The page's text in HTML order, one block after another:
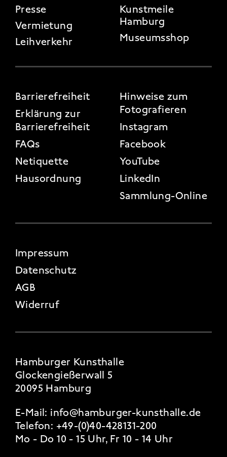
Presse
Vermietung
Leihverkehr
Kunstmeile
Hamburg
Museumsshop
FOOTER 3
Barrierefreiheit
Erklärung zur
Barrierefreiheit
FAQs
Netiquette
Hausordnung
Hinweise zum
Fotografieren
Instagram
Facebook
YouTube
LinkedIn
Sammlung-Online
FOOTER 4
Impressum
Datenschutz
AGB
Widerruf
Hamburger Kunsthalle
Glockengießerwall 5
20095 Hamburg
E-Mail: info@hamburger-kunsthalle.de
Telefon: +49-(0)40-428131-200
Mo - Do 10 - 15 Uhr, Fr 10 - 14 Uhr